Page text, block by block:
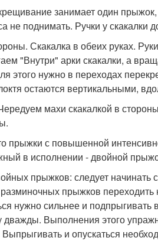
занимает один
не поднимать. Ручки у
Скакалка в обеих руках.
"Внутри" арки скакалки, а
этого нужно в переходах
остаются вертикальными,
махи скакалкой в
прыжки с повышенной
в исполнении - двойной
прыжков: следует
прыжков
нужно сильнее и
дважды. Выполнения этого
и опускаться